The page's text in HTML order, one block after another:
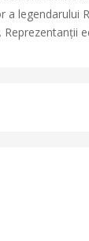
a legendarului